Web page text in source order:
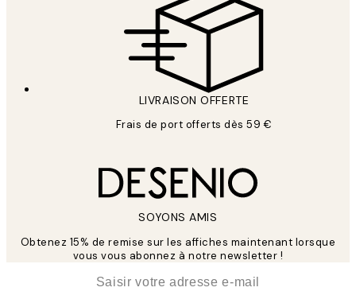
LIVRAISON OFFERTE
Frais de port offerts dès 59 €
SOYONS AMIS
Obtenez 15% de remise sur les affiches maintenant lorsque
vous vous abonnez à notre newsletter !